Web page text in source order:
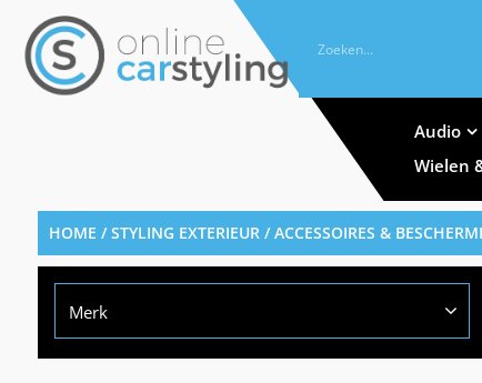
Audio
Wielen
HOME /STYLING EXTERIEUR/ACCESSOIRES &
Merk